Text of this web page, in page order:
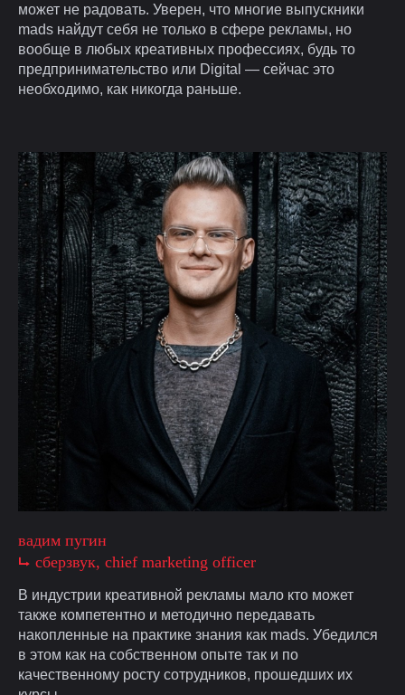
Привет
получай персональные предложения от mads по email
получение рекламно-информационных рассылок.
подписаться
может не радовать. Уверен, что многие выпускники
mads найдут себя не только в сфере рекламы, но
вообще в любых креативных профессиях, будь то
предпринимательство или Digital — сейчас это
необходимо, как никогда раньше.
вадим пугин
⮡ cберзвук, chief marketing officer
В индустрии креативной рекламы мало кто может
также компетентно и методично передавать
накопленные на практике знания как mads. Убедился
в этом как на собственном опыте так и по
качественному росту сотрудников, прошедших их